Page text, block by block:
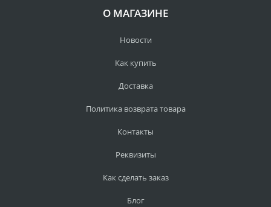
О МАГАЗИНЕ
Новости
Как купить
Доставка
Политика возврата товара
Контакты
Реквизиты
Как сделать заказ
Блог